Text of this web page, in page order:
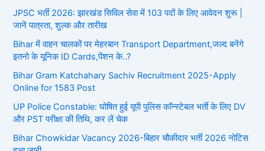
JPSC भर्ती 2026: झारखंड सिविल सेवा में 103 पदों के लिए आवेदन शुरू |
जानें पात्रता, शुल्क और तारीख
Bihar में वाहन चालकों पर मेहरबान Transport Department,जल्द बनेंगे
इतनो के यूनिक ID Cards,पेंशन के..?
Bihar Gram Katchahary Sachiv Recruitment 2025-Apply
Online for 1583 Post
UP Police Constable: घोषित हुई यूपी पुलिस कॉन्स्टेबल भर्ती के लिए DV
और PST परीक्षा की तिथि, कर लें चेक
Bihar Chowkidar Vacancy 2026-बिहार चौकीदार भर्ती 2026 नोटिस